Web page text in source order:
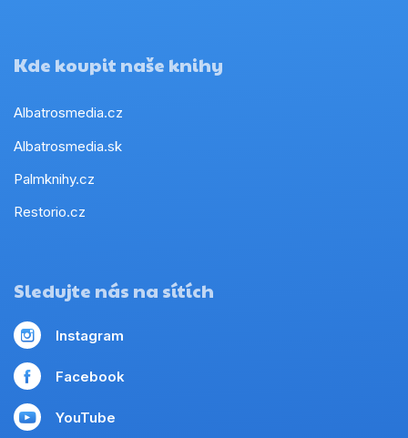
Kde koupit naše knihy
Albatrosmedia.cz
Albatrosmedia.sk
Palmknihy.cz
Restorio.cz
Sledujte nás na sítích
Instagram
Facebook
YouTube